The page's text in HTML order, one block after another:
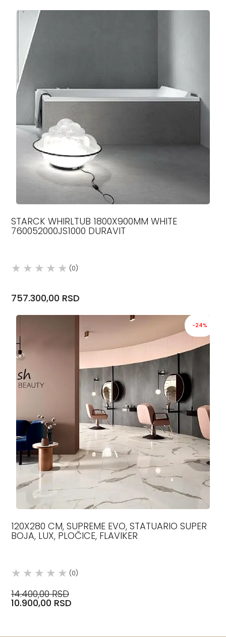
STARCK WHIRLTUB 1800X900MM WHITE
760052000JS1000 DURAVIT
(0)
757.300,00 RSD
-24%
120X280 CM, SUPREME EVO, STATUARIO SUPER
BOJA, LUX, PLOČICE, FLAVIKER
(0)
14.400,00 RSD
10.900,00 RSD